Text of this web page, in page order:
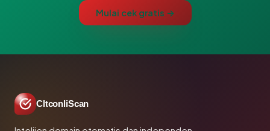
Mulai cek gratis →
CltconliScan